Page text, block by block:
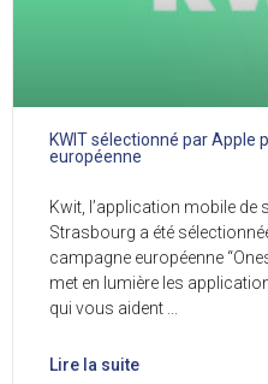
KWIT sélectionné par Apple
européenne
Kwit, l’application mobile de
Strasbourg a été
campagne européenne
met en lumière les
qui vous aident
Lire la suite